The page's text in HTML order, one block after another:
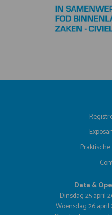
Data &
Dinsdag 25 april
Woensdag 26 april